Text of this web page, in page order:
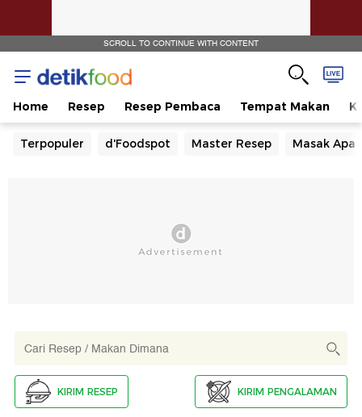
SCROLL TO CONTINUE WITH CONTENT
Home Resep Resep Pembaca Tempat Makan
Terpopuler d'Foodspot Master Resep Masak Apa
KIRIM RESEP KIRIM PENGALAMAN